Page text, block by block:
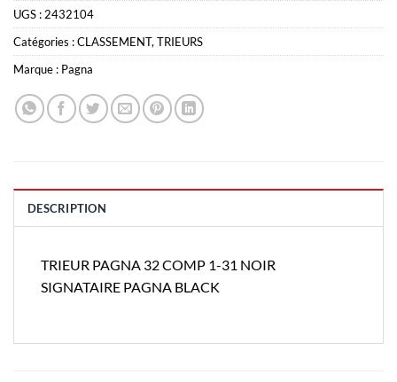
UGS : 2432104
Catégories :CLASSEMENT, TRIEURS
Marque : Pagna
DESCRIPTION
TRIEUR PAGNA 32 COMP 1-31 NOIR
SIGNATAIRE PAGNA BLACK